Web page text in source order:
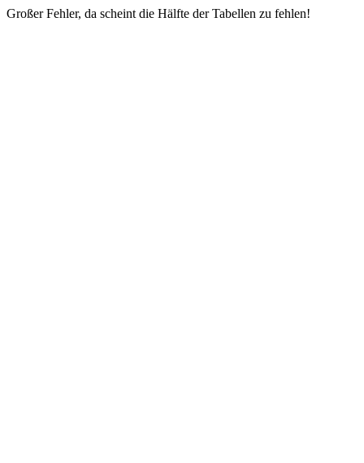
Großer Fehler, da scheint die Hälfte der Tabellen zu fehlen!